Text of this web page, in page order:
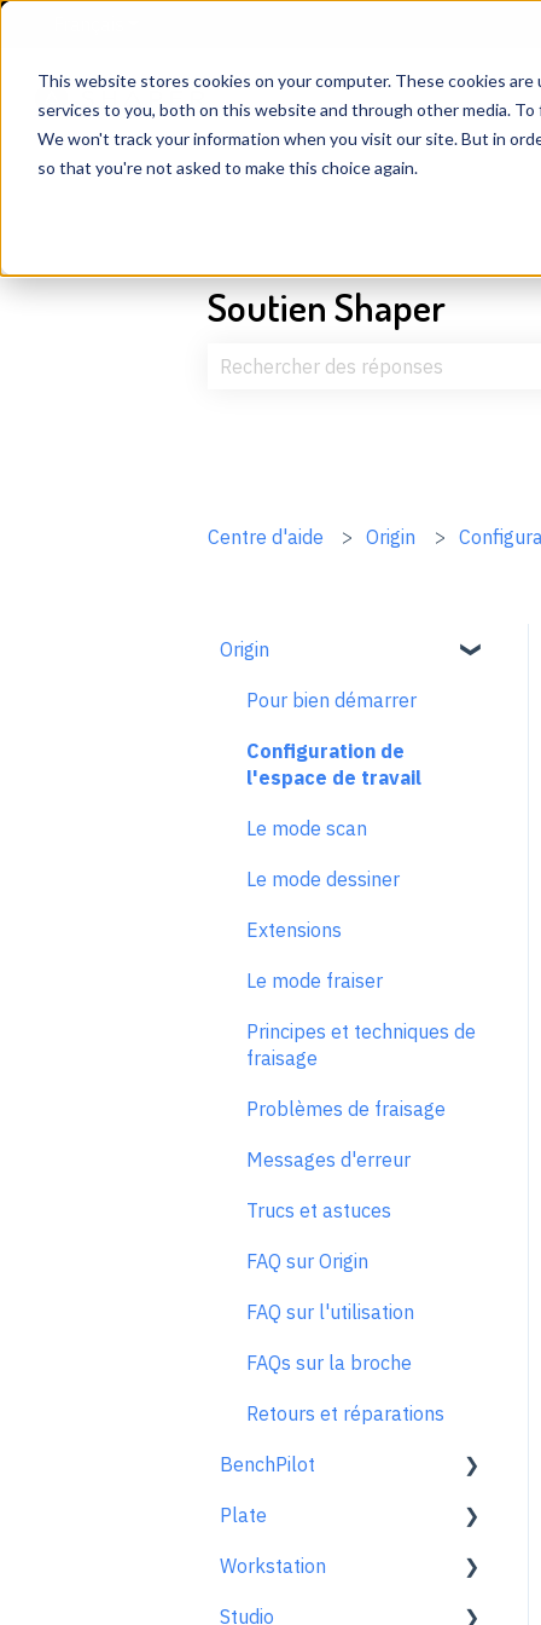
This website stores cookies on your computer. These cookies
services to you, both on this website and through other media.
We won't track your information when you visit our site. But in
so that you're not asked to make this choice again.
Soutien Shaper
Centre d'aide Origin
Origin
Pour bien démarrer
Configuration de
l'espace de travail
Le mode scan
Le mode dessiner
Extensions
Le mode fraiser
Principes et techniques de
fraisage
Problèmes de fraisage
Messages d'erreur
Trucs et astuces
FAQ sur Origin
FAQ sur l'utilisation
FAQs sur la broche
Retours et réparations
BenchPilot
Connecter à BenchPilot
Réglages avant le
Plate
Plate général
En un coup d'œil
Workstation
En savoir plus
Studio